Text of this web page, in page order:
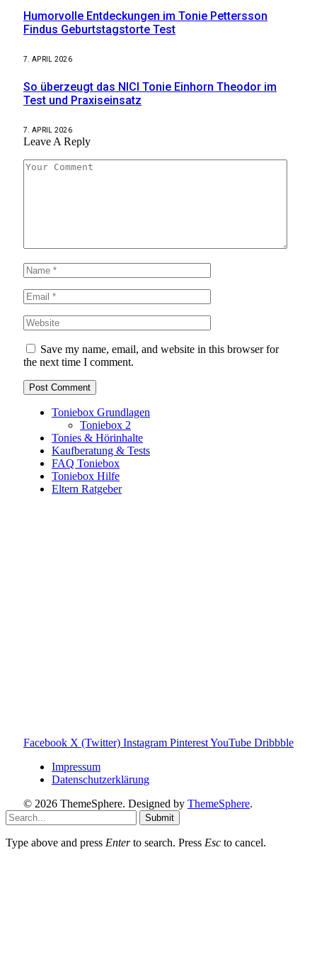
Humorvolle Entdeckungen im Tonie Pettersson
Findus Geburtstagstorte Test
7. APRIL 2026
So überzeugt das NICI Tonie Einhorn Theodor im
Test und Praxiseinsatz
7. APRIL 2026
Leave A Reply
Save my name, email, and website in this browser for
the next time I comment.
Toniebox Grundlagen
Toniebox 2
Tonies & Hörinhalte
Kaufberatung & Tests
FAQ Toniebox
Toniebox Hilfe
Eltern Ratgeber
Facebook X (Twitter) Instagram PinterestYouTube Dribbble
Impressum
Datenschutzerklärung
© 2026 ThemeSphere. Designed by ThemeSphere.
Submit
Type above and press Enterto search. Press Esc to cancel.